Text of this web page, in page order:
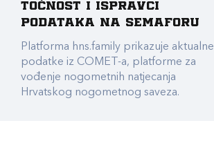
točnost i ispravci
podataka na Semaforu
Platforma hns.family prikazuje aktualne
podatke iz COMET-a, platforme za
vođenje nogometnih natjecanja
Hrvatskog nogometnog saveza.